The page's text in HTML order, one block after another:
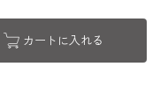
カートに入れる